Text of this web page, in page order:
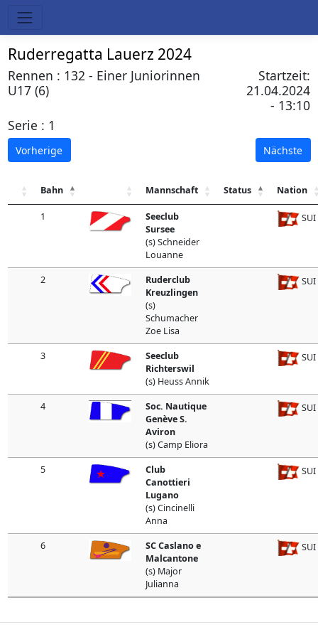
Ruderregatta Lauerz 2024
Rennen : 132 - Einer Juniorinnen
U17 (6)
Startzeit:
21.04.2024
- 13:10
Serie : 1
Vorherige Nächste
Bahn Mannschaft Status Nation
1
Seeclub
Sursee
(s) Schneider
Louanne
SUI
2
Ruderclub
Kreuzlingen
(s)
Schumacher
Zoe Lisa
SUI
3
Seeclub
Richterswil
(s) Heuss Annik
SUI
4
Soc. Nautique
Genève S.
Aviron
(s) Camp Eliora
SUI
5
Club
Canottieri
Lugano
(s) Cincinelli
Anna
SUI
6
SC Caslano e
Malcantone
(s) Major
Julianna
SUI